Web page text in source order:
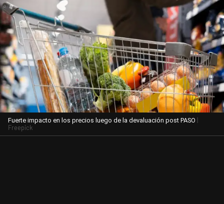
Fuerte impacto en los precios luego de la devaluación post PASO |
Freepick